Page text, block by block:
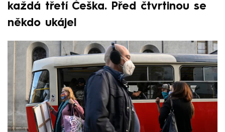
každá třetí Češka. Před čtvrtinou se
někdo ukájel